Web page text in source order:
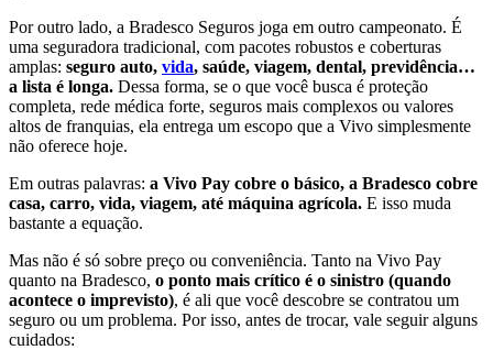
Por outro lado, a Bradesco Seguros joga em outro campeonato. É
uma seguradora tradicional, com pacotes robustos e coberturas
amplas: seguro auto, vida, saúde, viagem, dental, previdência…
a lista é longa. Dessa forma, se o que você busca é proteção
completa, rede médica forte, seguros mais complexos ou valores
altos de franquias, ela entrega um escopo que a Vivo simplesmente
não oferece hoje.
Em outras palavras: a Vivo Pay cobre o básico, a Bradesco cobre
casa, carro, vida, viagem, até máquina agrícola. E isso muda
bastante a equação.
Mas não é só sobre preço ou conveniência. Tanto na Vivo Pay
quanto na Bradesco, o ponto mais crítico é o sinistro (quando
acontece o imprevisto), é ali que você descobre se contratou um
seguro ou um problema. Por isso, antes de trocar, vale seguir alguns
cuidados: